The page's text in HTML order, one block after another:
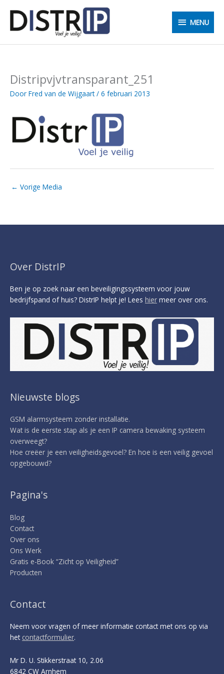
naar
MENU
MENU
Distripvjvtransparant_251
Door Fred van de Wijgaart/ 6 februari 2013
← Vorige Media
Over DistrIP
Ben je op zoek naar een beveiligingssysteem voor jouw
bedrijfspand of huis? DistrIP helpt je! Lees hier meer over ons.
Nieuwste blogs
GSM alarmsysteem zonder installatie.
Wat is de eerste stap als je een IP camera bewaking systeem
overweegt?
Hoe creëer je een veiligheidsgevoel? En hoe is een veilig gevoel
opgebouwd?
Pagina's
Blog
Contact
Over ons
Ons Werk
Gratis e-Book “Zicht op Veiligheid”
Producten
Contact
Neem voor vragen of meer informatie contact met ons op via
het contactformulier.
Mr D. U. Stikkerstraat 10, 2.06
6842 CW Arnhem